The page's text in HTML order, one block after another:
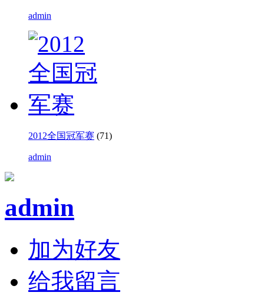
admin
2012全国冠军赛 (71)
admin
admin
加为好友
给我留言